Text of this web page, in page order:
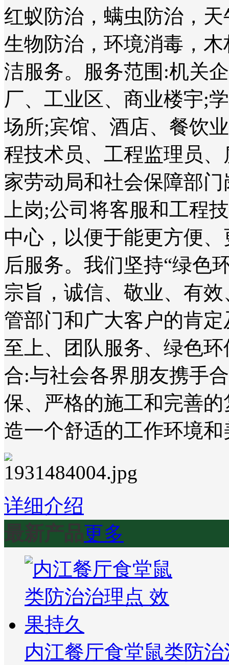
红蚁防治，螨虫防治，
生物防治，环境消毒，
洁服务。服务范围:机关
厂、工业区、商业楼宇;
场所;宾馆、酒店、餐饮
程技术员、工程监理员
家劳动局和社会保障部
上岗;公司将客服和工程
中心，以便于能更方便
后服务。我们坚持“绿色
宗旨，诚信、敬业、有
管部门和广大客户的肯
至上、团队服务、绿色
合:与社会各界朋友携手
保、严格的施工和完善
造一个舒适的工作环境
详细介绍
最新产品更多
内江餐厅食堂鼠类防